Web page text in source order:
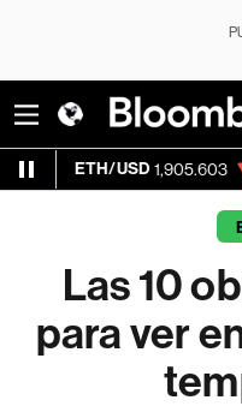
1,905.603 -0.01%
Las 10
para ver